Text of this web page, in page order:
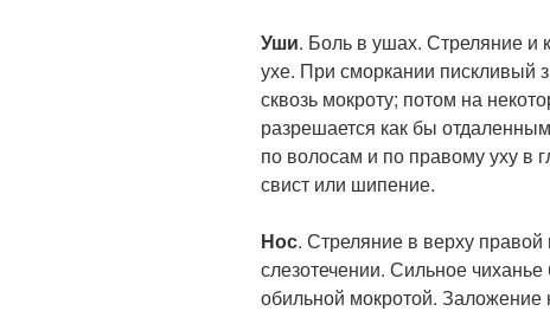
Уши. Боль в ушах. Стреляние и
ухе. При сморкании пискливый
сквозь мокроту; потом на
разрешается как бы
по волосам и по правому уху в
свист или шипение.
Нос. Стреляние в верху
слезотечении. Сильное
обильной мокротой. Заложение